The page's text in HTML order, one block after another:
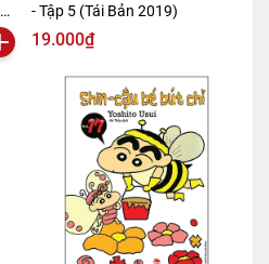
- Tập 5 (Tái Bản 2019)
19.000₫